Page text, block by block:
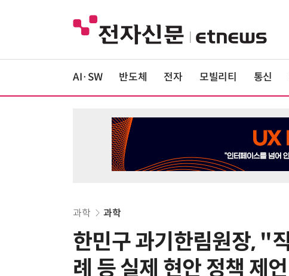
AI·SW 반도체 전자 모빌리티 통신
과학 과학
한민구 과기한림원장, "
례 등 실제 현안 정책 제